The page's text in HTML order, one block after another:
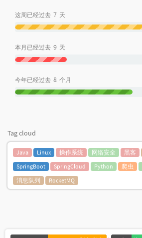
这周已经过去 7 天
本月已经过去 9 天
今年已经过去 8 个月
Tag cloud
Java Linux 操作系统 网络安全 黑客
SpringBoot
SpringCloud Python 爬虫
消息队列
RocketMQ